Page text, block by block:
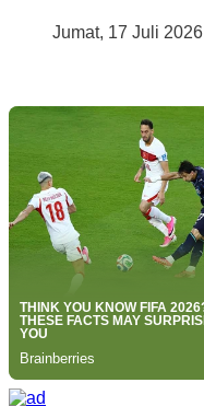
Jumat, 17 Juli 2026